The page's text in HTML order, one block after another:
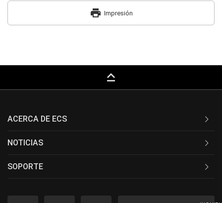
print Impresión
keyboard_capslock
ACERCA DE ECS
NOTICIAS
SOPORTE